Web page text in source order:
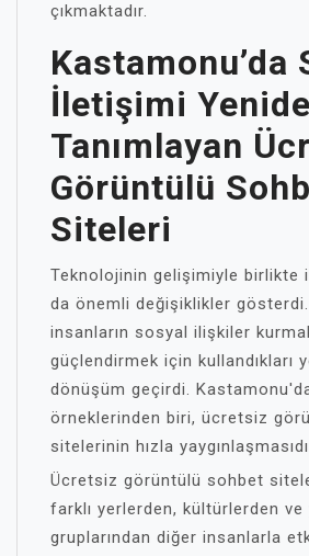
çıkmaktadır.
Kastamonu’da
İletişimi
Tanımlayan
Görüntülü
Siteleri
Teknolojinin gelişimiyle birlikte
da önemli değişiklikler
insanların sosyal ilişkiler
güçlendirmek için kullandıkları
dönüşüm geçirdi.
örneklerinden biri, ücretsiz
sitelerinin hızla
Ücretsiz görüntülü sohbet
farklı yerlerden, kültürlerden ve
gruplarından diğer insanlarla